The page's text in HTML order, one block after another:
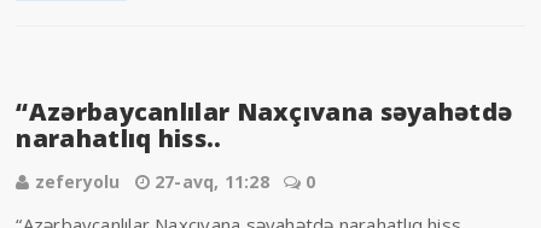
“Azərbaycanlılar Naxçıvana səyahətdə
narahatlıq hiss..
zeferyolu 27-avq, 11:28 0